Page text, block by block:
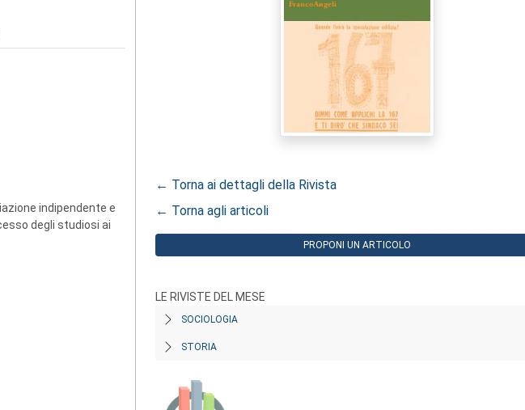
indipendente e
degli studiosi ai
← Torna ai dettagli della Rivista
← Torna agli articoli
PROPONI UN ARTICOLO
LE RIVISTE DEL MESE
SOCIOLOGIA
STORIA